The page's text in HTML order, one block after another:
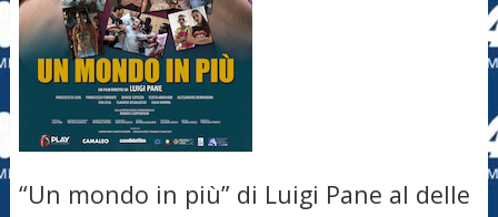
“Un mondo in più” di Luigi Pane al delle